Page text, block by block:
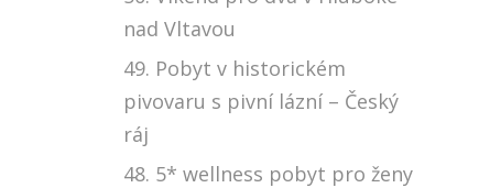
nad Vltavou
49. Pobyt v historickém
pivovaru s pivní lázní – Český
ráj
48. 5* wellness pobyt pro ženy